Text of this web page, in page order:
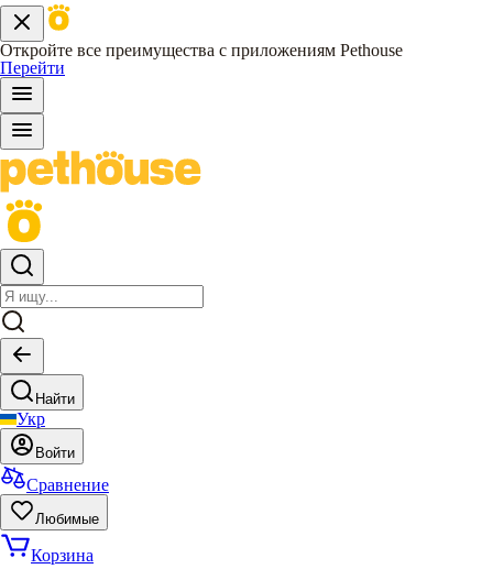
Откройте все преимущества с приложениям Pethouse
Перейти
Найти
Укр
Войти
Сравнение
Любимые
Корзина